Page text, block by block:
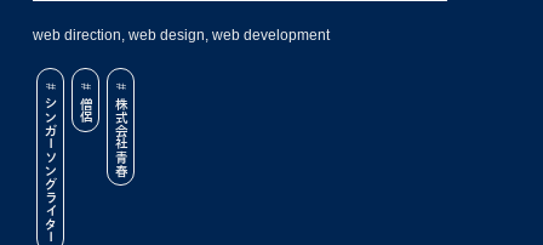
web direction, web design, web development
シンガーソングライター 僧侶 株式会社青春